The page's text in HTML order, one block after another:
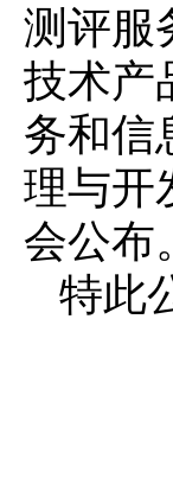
测评服
技术产
务和信
理与开
会公布
特此